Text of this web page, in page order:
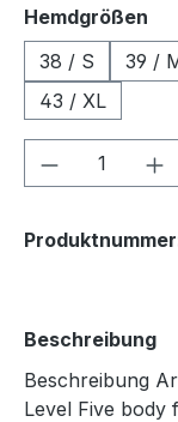
Hemdgrößen
38 / S
39 /
43 / XL
Produkt
Beschreibung
Beschreibung
Level Five body